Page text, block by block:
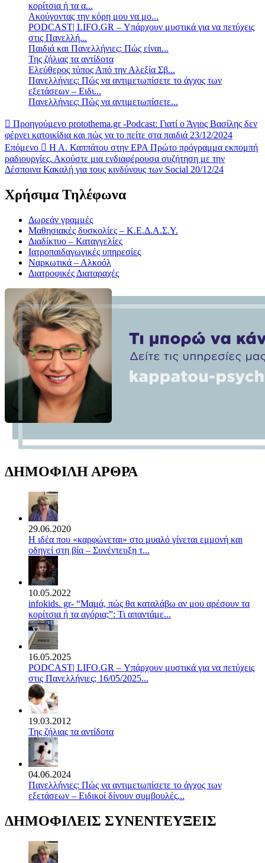
κορίτσια ή τα α...
Ακούγοντας την κόρη μου να μο...
PODCAST| LIFO.GR – Υπάρχουν μυστικά για να πετύχεις
στις Πανελλή...
Παιδιά και Πανελλήνιες: Πώς είναι...
Της ζήλιας τα αντίδοτα
Ελεύθερος τύπος Από την Αλεξία Σβ...
Πανελλήνιες: Πώς να αντιμετωπίσετε το άγχος των
εξετάσεων – Ειδι...
Πανελλήνιες: Πώς να αντιμετωπίσετε...
Προηγούμενο protothema.gr -Podcast: Γιατί ο Άγιος Βασίλης δεν
φέρνει κατοικίδια και πώς να το πείτε στα παιδιά 23/12/2024
Επόμενο
Η Α. Καππάτου στην ΕΡΑ Πρώτο πρόγραμμα εκπομπή
ραδιουργίες. Ακούστε μια ενδιαφέρουσα συζήτηση με την
Δέσποινα Κακαλή για τους κινδύνους των Social 20/12/24
Χρήσιμα Τηλέφωνα
Δωρεάν γραμμές
Μαθησιακές δυσκολίες – Κ.Ε.Δ.Α.Σ.Υ.
Διαδίκτυο – Καταγγελίες
Ιατροπαιδαγωγικές υπηρεσίες
Ναρκωτικά – Αλκοόλ
Διατροφικές Διαταραχές
ΔΗΜΟΦΙΛΗ ΑΡΘΡΑ
29.06.2020
Η ιδέα που «καρφώνεται» στο μυαλό γίνεται εμμονή και
οδηγεί στη βία – Συνέντευξη τ...
10.05.2022
infokids. gr- “Μαμά, πώς θα καταλάβω αν μου αρέσουν τα
κορίτσια ή τα αγόρια;”: Τι απαντάμε...
16.05.2025
PODCAST| LIFO.GR – Υπάρχουν μυστικά για να πετύχεις
στις Πανελλήνιες; 16/05/2025...
19.03.2012
Της ζήλιας τα αντίδοτα
04.06.2024
Πανελλήνιες: Πώς να αντιμετωπίσετε το άγχος των
εξετάσεων – Ειδικοί δίνουν συμβουλές...
ΔΗΜΟΦΙΛΕΙΣ ΣΥΝΕΝΤΕΥΞΕΙΣ